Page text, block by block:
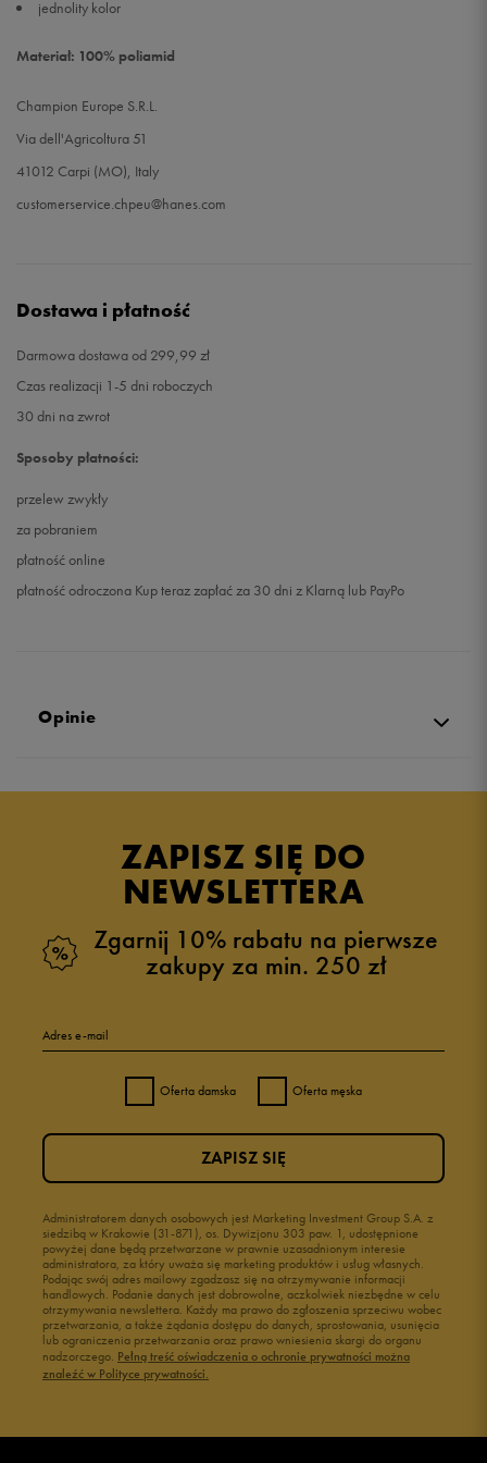
jednolity kolor
Materiał: 100% poliamid
Champion Europe S.R.L.
Via dell'Agricoltura 51
41012 Carpi (MO), Italy
customerservice.chpeu@hanes.com
Dostawa i płatność
Darmowa dostawa od 299,99 zł
Czas realizacji 1-5 dni roboczych
30 dni na zwrot
Sposoby płatności:
przelew zwykły
za pobraniem
płatność online
płatność odroczona Kup teraz zapłać za 30 dni z Klarną lub PayPo
Opinie
5.0
zebranych i zweryfikowanych przez
4 0%
1 0%
Jak zbieramy opinie?
ZAPISZ SIĘ DO
NEWSLETTERA
Zgarnij 10% rabatu na pierwsze
zakupy za min. 250 zł
Adres e-mail
Oferta damska Oferta męska
Administratorem danych osobowych jest Marketing Investment Group S.A. z
siedzibą w Krakowie (31-871), os. Dywizjonu 303 paw. 1, udostępnione
powyżej dane będą przetwarzane w prawnie uzasadnionym interesie
administratora, za który uważa się marketing produktów i usług własnych.
Podając swój adres mailowy zgadzasz się na otrzymywanie informacji
handlowych. Podanie danych jest dobrowolne, aczkolwiek niezbędne w celu
otrzymywania newslettera. Każdy ma prawo do zgłoszenia sprzeciwu wobec
przetwarzania, a także żądania dostępu do danych, sprostowania, usunięcia
lub ograniczenia przetwarzania oraz prawo wniesienia skargi do organu
nadzorczego. Pełną treść oświadczenia o ochronie prywatności można
znaleźć w Polityce prywatności.
ZAPISZ SIĘ